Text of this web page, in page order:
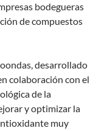
bodegueras
de compuestos
desarrollado
colaboración con el
de la
y optimizar la
muy